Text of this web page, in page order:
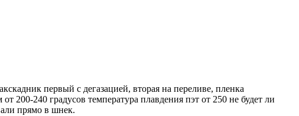
первый с дегазацией, вторая на переливе, пленка
200-240 градусов температура плавдения пэт от 250 не будет ли
прямо в шнек.